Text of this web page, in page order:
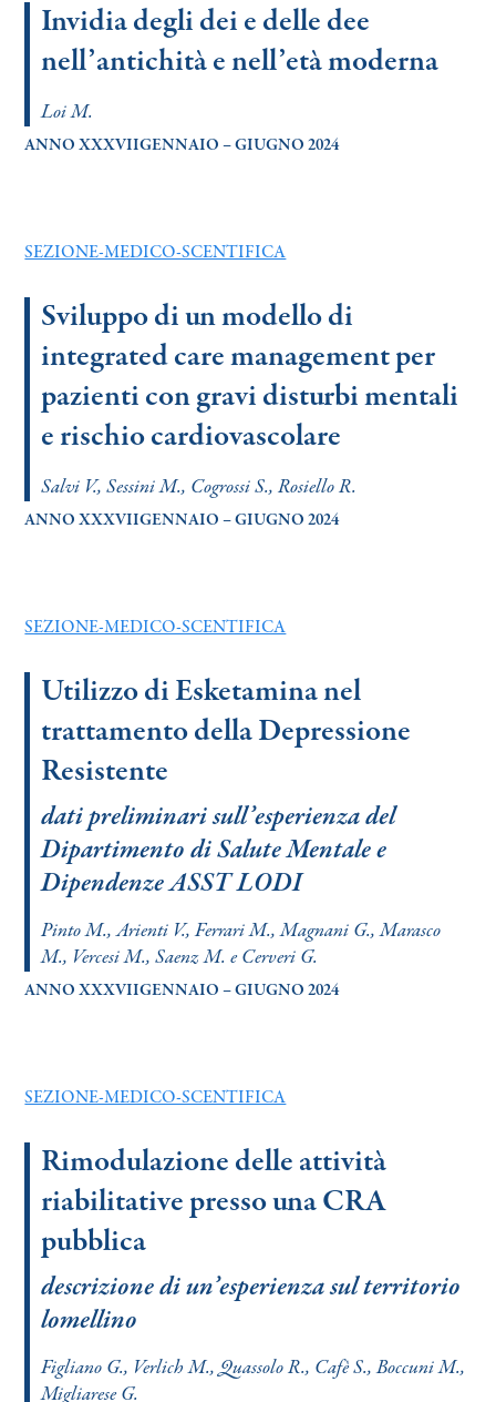
Invidia degli dei e delle dee
nell’antichità e nell’età moderna
Loi M.
ANNO XXXVIIGENNAIO – GIUGNO 2024
SEZIONE-MEDICO-SCENTIFICA
Sviluppo di un modello di
integrated care management per
pazienti con gravi disturbi mentali
e rischio cardiovascolare
Salvi V., Sessini M., Cogrossi S., Rosiello R.
ANNO XXXVIIGENNAIO – GIUGNO 2024
SEZIONE-MEDICO-SCENTIFICA
Utilizzo di Esketamina nel
trattamento della Depressione
Resistente
dati preliminari sull’esperienza del
Dipartimento di Salute Mentale e
Dipendenze ASST LODI
Pinto M., Arienti V., Ferrari M., Magnani G., Marasco
M., Vercesi M., Saenz M. e Cerveri G.
ANNO XXXVIIGENNAIO – GIUGNO 2024
SEZIONE-MEDICO-SCENTIFICA
Rimodulazione delle attività
riabilitative presso una CRA
pubblica
descrizione di un’esperienza sul territorio
lomellino
Figliano G., Verlich M., Quassolo R., Cafè S., Boccuni M.,
Migliarese G.